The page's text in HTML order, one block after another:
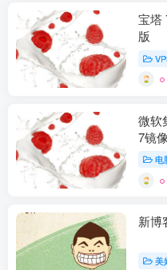
宝塔
版
微软
7镜
电
新博
美